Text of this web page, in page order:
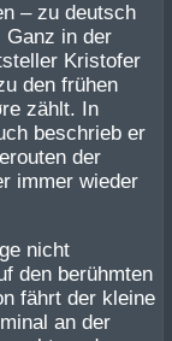
– zu deutsch
Ganz in der
Kristofer
den frühen
zählt. In
beschrieb er
der
immer wieder
nicht
den berühmten
fährt der kleine
an der